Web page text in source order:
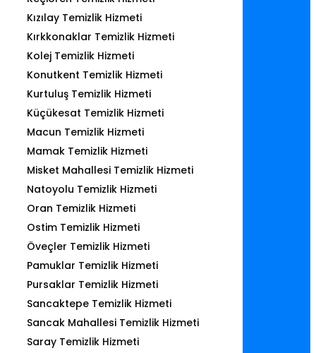
Kızılay Temizlik Hizmeti
Kırkkonaklar Temizlik Hizmeti
Kolej Temizlik Hizmeti
Konutkent Temizlik Hizmeti
Kurtuluş Temizlik Hizmeti
Küçükesat Temizlik Hizmeti
Macun Temizlik Hizmeti
Mamak Temizlik Hizmeti
Misket Mahallesi Temizlik Hizmeti
Natoyolu Temizlik Hizmeti
Oran Temizlik Hizmeti
Ostim Temizlik Hizmeti
Öveçler Temizlik Hizmeti
Pamuklar Temizlik Hizmeti
Pursaklar Temizlik Hizmeti
Sancaktepe Temizlik Hizmeti
Sancak Mahallesi Temizlik Hizmeti
Saray Temizlik Hizmeti